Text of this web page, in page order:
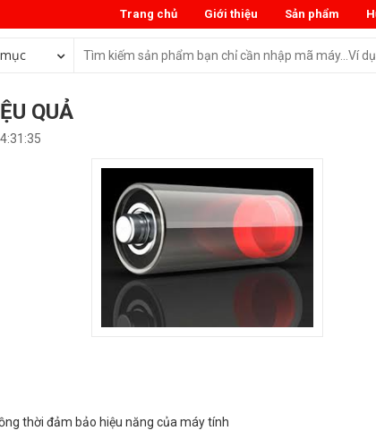
Sản phẩm
Giới thiệu
Trang chủ
QUẢ
thời đảm bảo hiệu năng của máy tính